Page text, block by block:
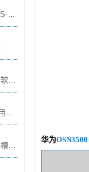
TMB3SL16S单板在SDH和MS-OTN模式下的应用
TMB3SL16S单板功能介绍及软件配套
华为E6616 TMK3SL164D可用万兆光模块
TMK3SL64D单板机械指标及槽位介绍
华为OSN3500